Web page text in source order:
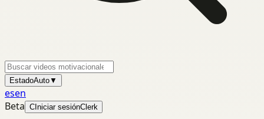
EstadoAuto▼
esen
Beta C Iniciar sesiónClerk